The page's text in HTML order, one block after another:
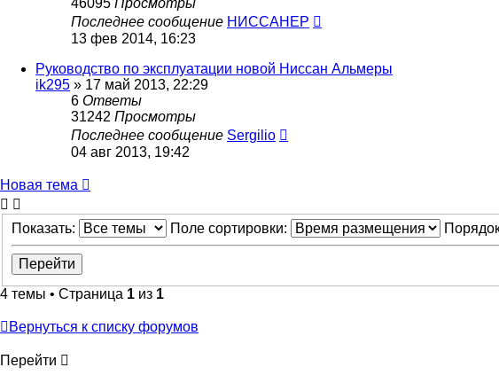
Последнее сообщение НИССАНЕР
13 фев 2014, 16:23
Руководство по эксплуатации новой Ниссан Альмеры
ik295 » 17 май 2013, 22:29
6 Ответы
31242 Просмотры
Последнее сообщение Sergilio
04 авг 2013, 19:42
Новая тема
Показать: Поле сортировки:
4 темы • Страница 1 из 1
Вернуться к списку форумов
Перейти